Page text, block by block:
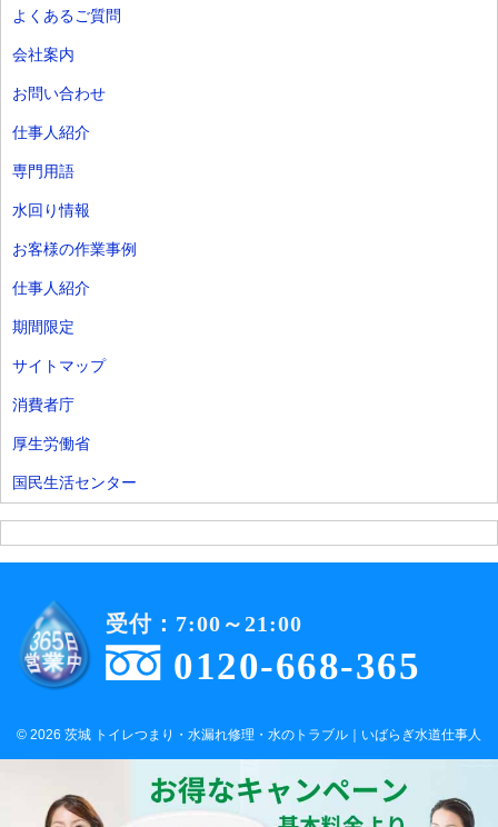
よくあるご質問
会社案内
お問い合わせ
仕事人紹介
専門用語
水回り情報
お客様の作業事例
仕事人紹介
期間限定
サイトマップ
消費者庁
厚生労働省
国民生活センター
0120-668-365
受付：7:00～21:00
© 2026 茨城 トイレつまり・水漏れ修理・水のトラブル｜いばらぎ水道仕事人